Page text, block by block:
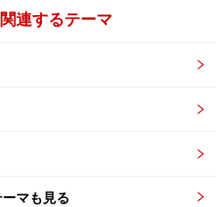
連するテーマ
マも見る